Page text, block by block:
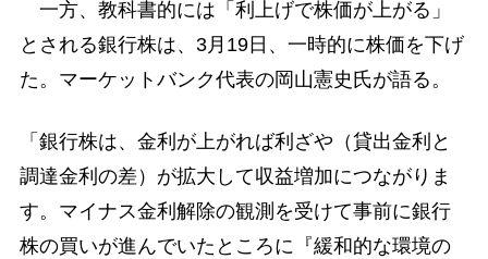
一方、教科書的には「利上げで株価が上がる」
とされる銀行株は、3月19日、一時的に株価を下げ
た。マーケットバンク代表の岡山憲史氏が語る。
「銀行株は、金利が上がれば利ざや（貸出金利と
調達金利の差）が拡大して収益増加につながりま
す。マイナス金利解除の観測を受けて事前に銀行
株の買いが進んでいたところに『緩和的な環境の